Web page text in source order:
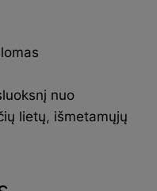
nuo
lietų, išmetamųjų